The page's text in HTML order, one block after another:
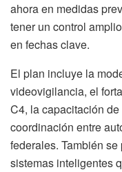
ahora en medidas
tener un control
en fechas clave.
El plan incluye la
videovigilancia, el
C4, la capacitación
coordinación entre
federales. También
sistemas inteligentes